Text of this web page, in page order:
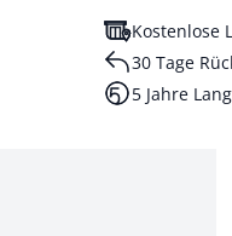
Kostenlose
30 Tage
5 Jahre